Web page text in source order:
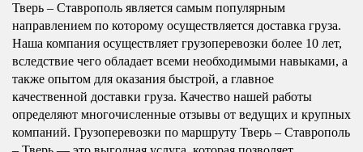
Тверь – Ставрополь является самым популярным
направлением по которому осуществляется доставка груза.
Наша компания осуществляет грузоперевозки более 10 лет,
вследствие чего обладает всеми необходимыми навыками, а
также опытом для оказания быстрой, а главное
качественной доставки груза. Качество нашей работы
определяют многочисленные отзывы от ведущих и крупных
компаний. Грузоперевозки по маршруту Тверь – Ставрополь